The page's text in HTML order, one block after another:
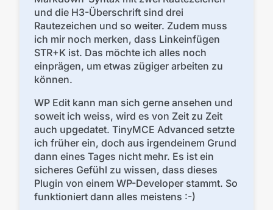
und die H3-Überschrift sind drei
Rautezeichen und so weiter. Zudem muss
ich mir noch merken, dass Linkeinfügen
STR+K ist. Das möchte ich alles noch
einprägen, um etwas zügiger arbeiten zu
können.
WP Edit kann man sich gerne ansehen und
soweit ich weiss, wird es von Zeit zu Zeit
auch upgedatet. TinyMCE Advanced setzte
ich früher ein, doch aus irgendeinem Grund
dann eines Tages nicht mehr. Es ist ein
sicheres Gefühl zu wissen, dass dieses
Plugin von einem WP-Developer stammt. So
funktioniert dann alles meistens :-)